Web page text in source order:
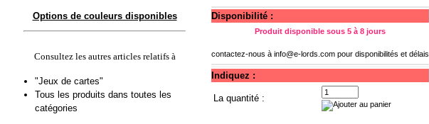
Options de couleurs disponibles
Consultez les autres articles relatifs à
"Jeux de cartes"
Tous les produits dans toutes les
catégories
Disponibilité :
Produit disponible sous 5 à 8 jours
contactez-nous à info@e-lords.com pour disponibilités et délais
Indiquez :
La quantité :